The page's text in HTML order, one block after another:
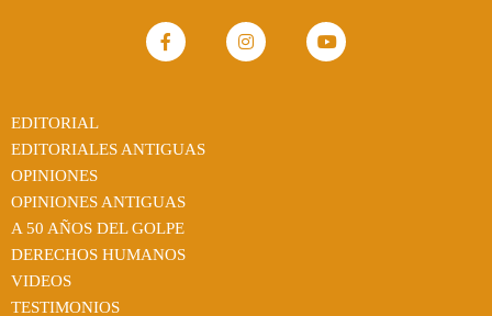
EDITORIAL
EDITORIALES ANTIGUAS
OPINIONES
OPINIONES ANTIGUAS
A 50 AÑOS DEL GOLPE
DERECHOS HUMANOS
VIDEOS
TESTIMONIOS